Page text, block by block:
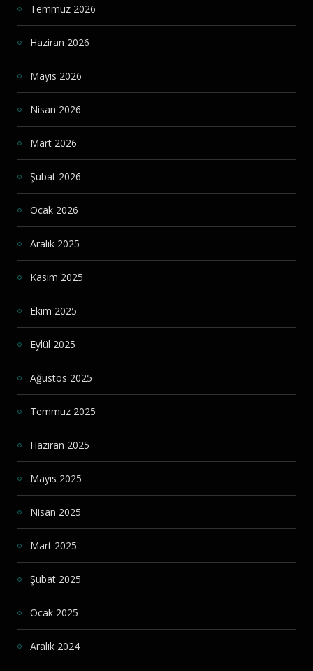
Temmuz 2026
Haziran 2026
Mayıs 2026
Nisan 2026
Mart 2026
Şubat 2026
Ocak 2026
Aralık 2025
Kasım 2025
Ekim 2025
Eylül 2025
Ağustos 2025
Temmuz 2025
Haziran 2025
Mayıs 2025
Nisan 2025
Mart 2025
Şubat 2025
Ocak 2025
Aralık 2024